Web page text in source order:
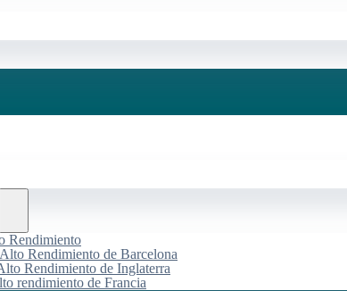
Rendimiento
Rendimiento de Barcelona
Rendimiento de Inglaterra
rendimiento de Francia